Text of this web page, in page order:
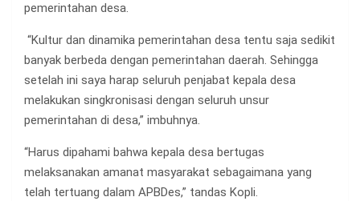
pemerintahan desa.
“Kultur dan dinamika pemerintahan desa tentu saja sedikit
banyak berbeda dengan pemerintahan daerah. Sehingga
setelah ini saya harap seluruh penjabat kepala desa
melakukan singkronisasi dengan seluruh unsur
pemerintahan di desa,” imbuhnya.
“Harus dipahami bahwa kepala desa bertugas
melaksanakan amanat masyarakat sebagaimana yang
telah tertuang dalam APBDes,” tandas Kopli.